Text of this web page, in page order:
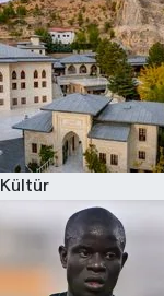
Kültür